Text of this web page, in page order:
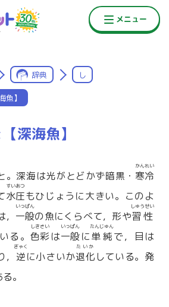
辞典 し
魚】
深海魚】
。深海は光がとどかず暗黒・ 寒冷
かんれい
水圧
すいあつ
もひじょうに大きい。このよ
一般
いっぱん
の魚にくらべて，形や習性
しゅうせい
る。 色彩
しきさい
は一般
いっぱん
に単純
たんじゅん
で，目は
逆
ぎゃく
に小さいか退化
たいか
している。発
。